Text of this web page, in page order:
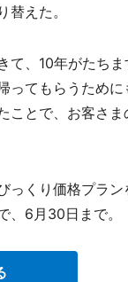
えた。
、10年がたち
ってもらうため
ことで、お客さ
くり価格プラ
、6月30日まで。